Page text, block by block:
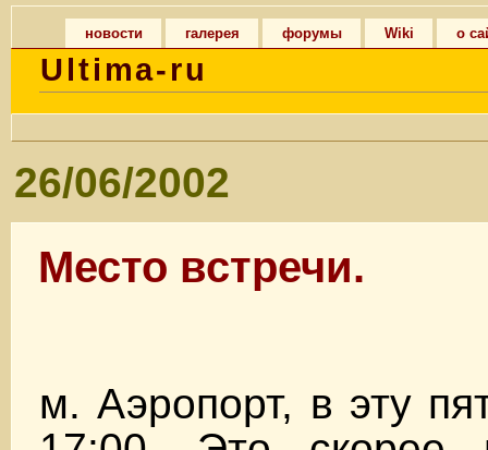
новости галерея форумы Wiki о
Ultima-ru
26/06/2002
Место встречи.
м. Аэропорт, в эту